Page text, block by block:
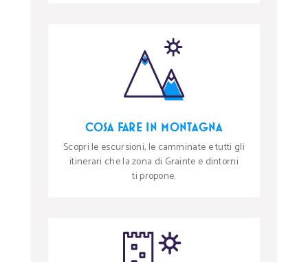
COSA FARE IN MONTAGNA
Scopri le escursioni, le camminate e tutti gli
itinerari che la zona di Grainte e dintorni
ti propone.